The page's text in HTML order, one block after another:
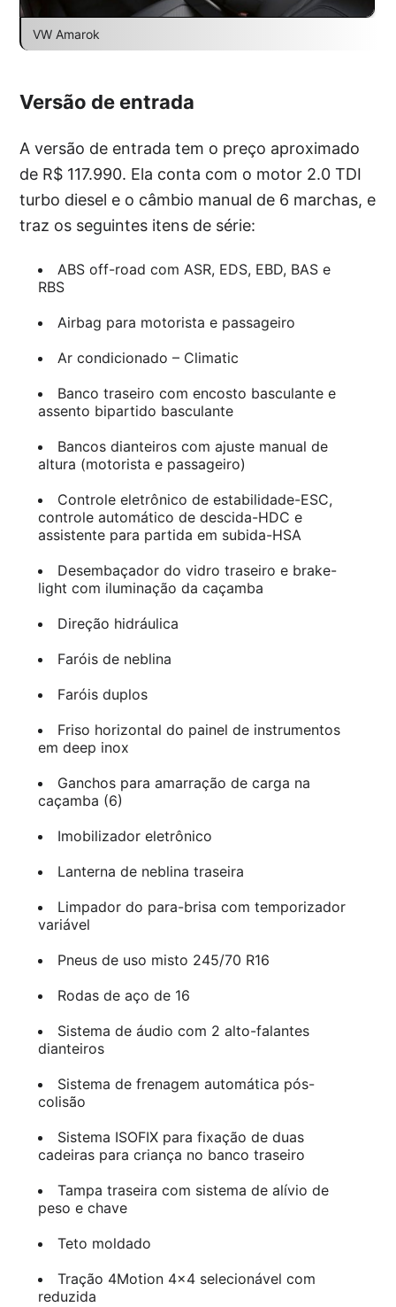
VW Amarok
Versão de entrada
A versão de entrada tem o preço aproximado
de R$ 117.990. Ela conta com o motor 2.0 TDI
turbo diesel e o câmbio manual de 6 marchas, e
traz os seguintes itens de série:
ABS off-road com ASR, EDS, EBD, BAS e
RBS
Airbag para motorista e passageiro
Ar condicionado – Climatic
Banco traseiro com encosto basculante e
assento bipartido basculante
Bancos dianteiros com ajuste manual de
altura (motorista e passageiro)
Controle eletrônico de estabilidade-ESC,
controle automático de descida-HDC e
assistente para partida em subida-HSA
Desembaçador do vidro traseiro e brake-
light com iluminação da caçamba
Direção hidráulica
Faróis de neblina
Faróis duplos
Friso horizontal do painel de instrumentos
em deep inox
Ganchos para amarração de carga na
caçamba (6)
Imobilizador eletrônico
Lanterna de neblina traseira
Limpador do para-brisa com temporizador
variável
Pneus de uso misto 245/70 R16
Rodas de aço de 16
Sistema de áudio com 2 alto-falantes
dianteiros
Sistema de frenagem automática pós-
colisão
Sistema ISOFIX para fixação de duas
cadeiras para criança no banco traseiro
Tampa traseira com sistema de alívio de
peso e chave
Teto moldado
Tração 4Motion 4×4 selecionável com
reduzida